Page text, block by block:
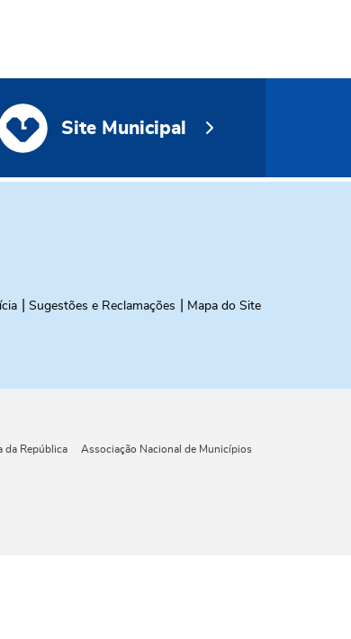
Site Municipal
Sugestões e Reclamações Mapa do Site
da República Associação Nacional de Municípios